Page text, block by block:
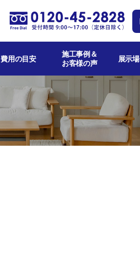
費用の目安
施工事例＆
お客様の声
展示場